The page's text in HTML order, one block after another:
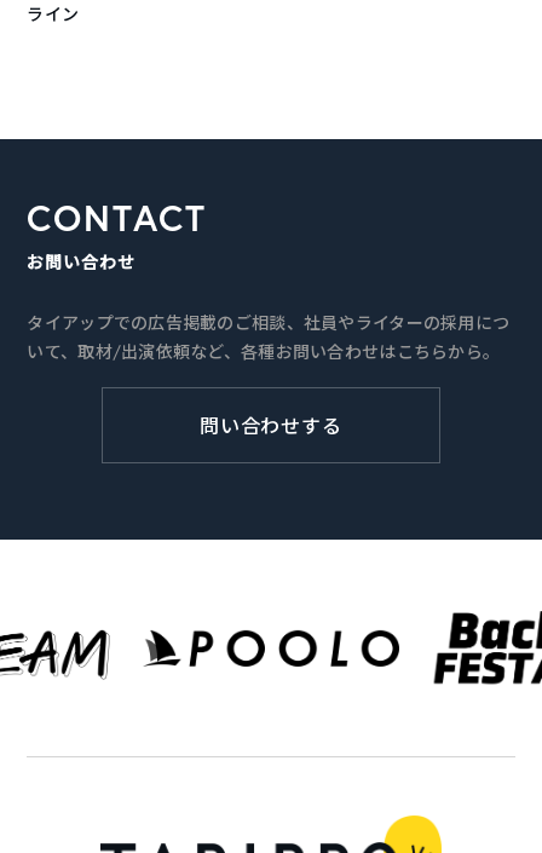
ライン
CONTACT
お問い合わせ
タイアップでの広告掲載のご相談、社員やライターの採用につ
いて、取材/出演依頼など、各種お問い合わせはこちらから。
問い合わせする